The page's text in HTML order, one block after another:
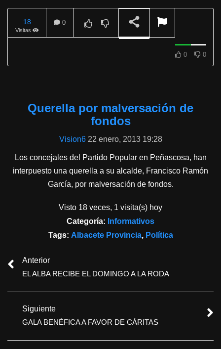
18
Visitas
0
0 0
Querella por malversación de
fondos
Vision6 22 enero, 2013 19:28
Los concejales del Partido Popular en Peñascosa, han
interpuesto una querella a su alcalde, Francisco Ramón
García, por malversación de fondos.
Visto 18 veces, 1 visita(s) hoy
Categoría: Informativos
Tags: Albacete Provincia, Política
Anterior
EL ALBA RECIBE EL DOMINGO A LA RODA
Siguiente
GALA BENÉFICA A FAVOR DE CÁRITAS